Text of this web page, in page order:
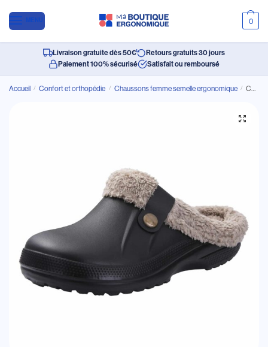
MENU 0
Livraison gratuite dès 50€
Retours gratuits 30 jours
Paiement 100% sécurisé
Satisfait ou remboursé
Accueil / Confort et orthopédie / Chaussons femme semelle ergonomique / Chaussons Femme Semelle Ergonomique en Peluche Douce